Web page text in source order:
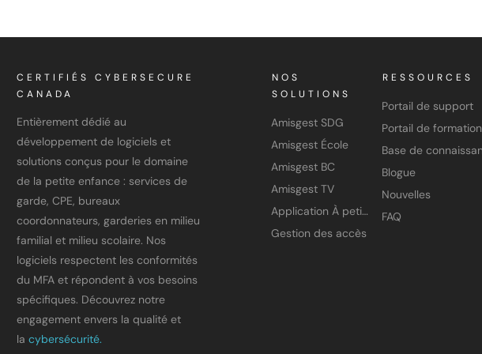
CERTIFIÉS CYBERSECURE
CANADA
Entièrement dédié au
développement de logiciels et
solutions conçus pour le domaine
de la petite enfance : services de
garde, CPE, bureaux
coordonnateurs, garderies en milieu
familial et milieu scolaire. Nos
logiciels respectent les conformités
du MFA et répondent à vos besoins
spécifiques. Découvrez notre
engagement envers la qualité et
la cybersécurité.
NOS
SOLUTIONS
Amisgest SDG
Amisgest École
Amisgest BC
Amisgest TV
Application À petits pas
Gestion des accès
RESSOURCES
Portail de support
Portail de formation
Blogue
Nouvelles
FAQ